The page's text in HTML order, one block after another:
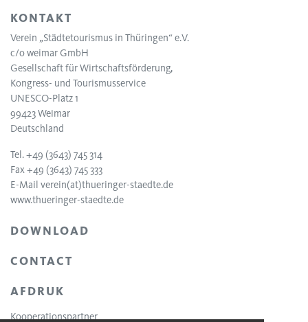
KONTAKT
Verein „Städtetourismus in Thüringen“ e.V.
c/o weimar GmbH
Gesellschaft für Wirtschaftsförderung,
Kongress- und Tourismusservice
UNESCO-Platz 1
99423 Weimar
Deutschland
Tel. +49 (3643) 745 314
Fax +49 (3643) 745 333
E-Mail verein(at)thueringer-staedte.de
www.thueringer-staedte.de
DOWNLOAD
CONTACT
AFDRUK
Kooperationspartner